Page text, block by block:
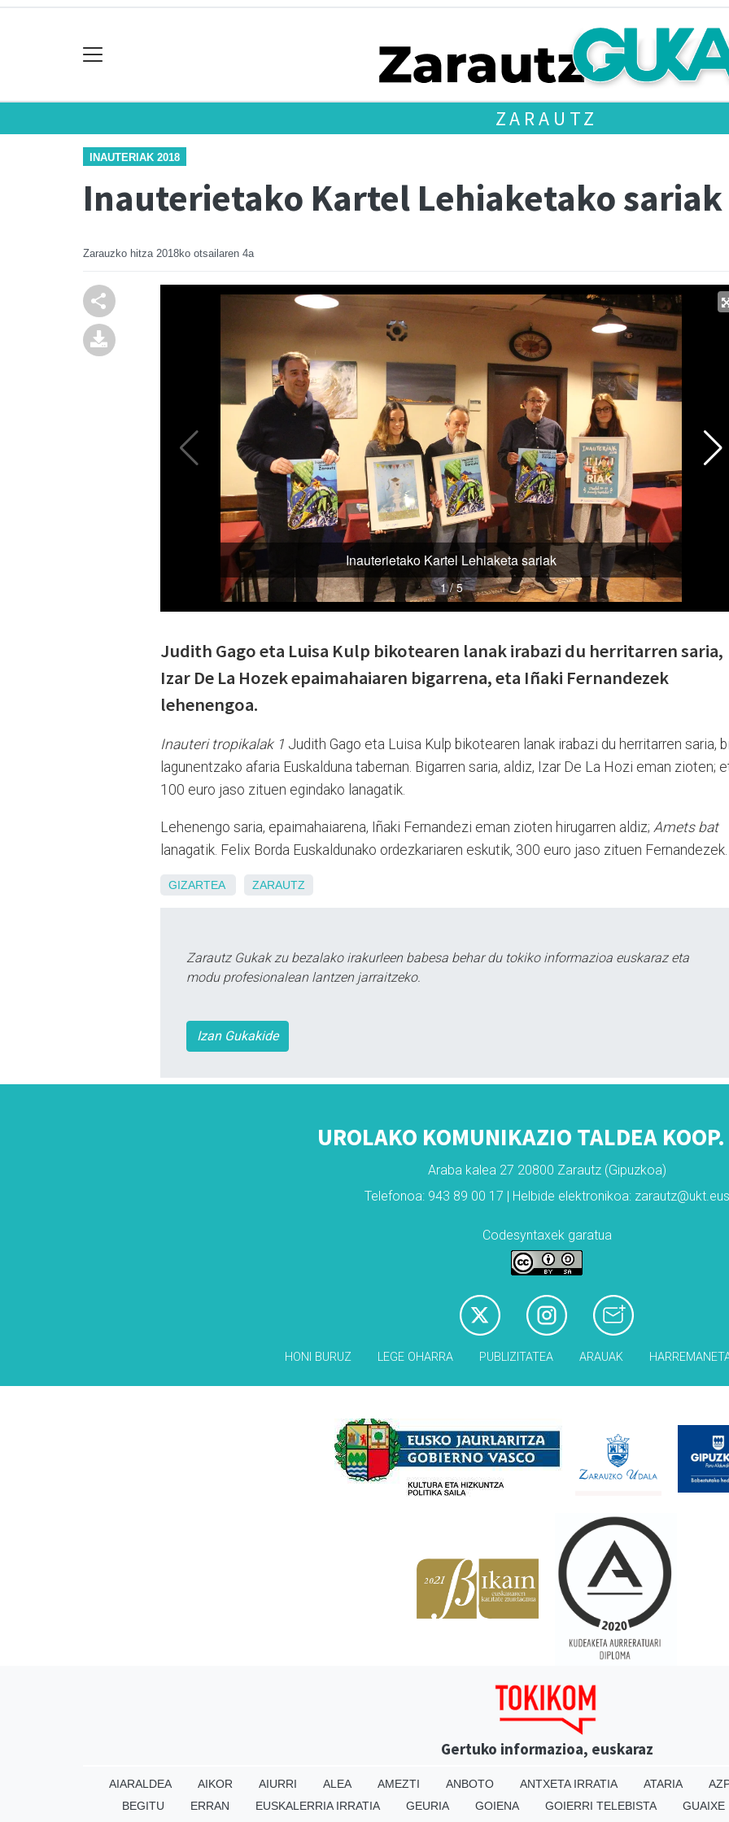
ZARAUTZ
INAUTERIAK 2018
Inauterietako Kartel Lehiaketako
Zarauzko hitza 2018ko otsailaren 4a
Judith Gago eta Luisa Kulp bikotearen lanak irabazi du herritarren saria,
Izar De La Hozek epaimahaiaren bigarrena, eta Iñaki Fernandezek
lehenengoa.
Inauteri tropikalak 1 Judith Gago eta Luisa Kulp bikotearen lanak irabazi du herritarren saria,
lagunentzako afaria Euskalduna tabernan. Bigarren saria, aldiz, Izar De La Hozi eman zioten;
100 euro jaso zituen egindako lanagatik.
Lehenengo saria, epaimahaiarena, Iñaki Fernandezi eman zioten hirugarren aldiz; Amets bat
lanagatik. Felix Borda Euskaldunako ordezkariaren eskutik, 300 euro jaso zituen Fernandezek.
GIZARTEA ZARAUTZ
Zarautz Gukak zu bezalako irakurleen babesa behar du tokiko informazioa euskaraz eta
modu profesionalean lantzen jarraitzeko.
Izan Gukakide
UROLAKO KOMUNIKAZIO TALDEA
Araba kalea 27 20800 Zarautz (Gipuzkoa)
Telefonoa: 943 89 00 17 | Helbide elektronikoa: zarautz@ukt.eus
Codesyntaxek garatua
HONI BURUZ LEGE OHARRA PUBLIZITATEA ARAUAK
Gertuko informazioa, euskaraz
AIARALDEA AIKOR AIURRI ALEA AMEZTI ANBOTO ANTXETA IRRATIA ATARIA
BEGITU
ERRAN EUSKALERRIA IRRATIA GEURIA GOIENA GOIERRI TELEBISTA
GUAIXE